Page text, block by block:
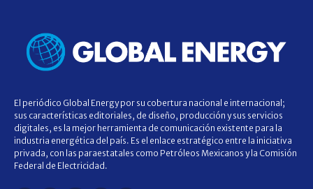
El periódico Global Energy por su cobertura nacional e internacional;
sus características editoriales, de diseño, producción y sus servicios
digitales, es la mejor herramienta de comunicación existente para la
industria energética del país. Es el enlace estratégico entre la iniciativa
privada, con las paraestatales como Petróleos Mexicanos y la Comisión
Federal de Electricidad.